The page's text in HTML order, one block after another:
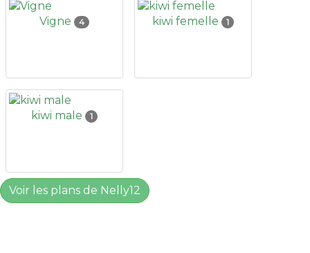
Vigne 4 kiwi femelle 1
kiwi male 1
Voir les plans de Nelly12